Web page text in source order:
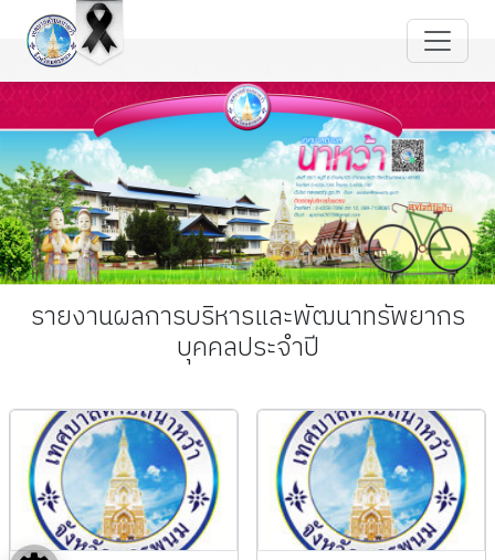
รายงานผลการบริหารและพัฒนาทรัพยากร
บุคคลประจำปี